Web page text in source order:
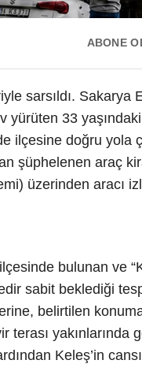
ABONE
sarsıldı. Sakarya
yürüten 33
ilçesine doğru yola
şüphelenen araç
üzerinden aracı
bulunan ve
sabit beklediği
belirtilen
yakınlarında
Keleş’in